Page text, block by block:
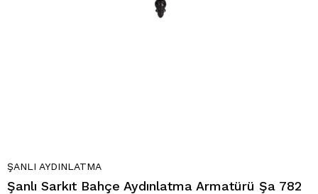
ŞANLI AYDINLATMA
Şanlı Sarkıt Bahçe Aydınlatma Armatürü Şa 782